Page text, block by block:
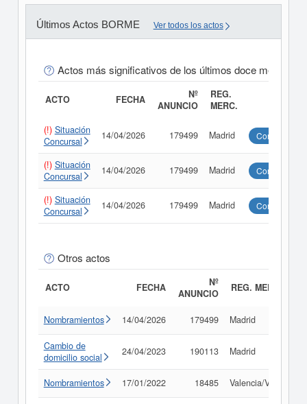
Últimos Actos BORME Ver todos los actos
Actos más significativos de los últimos doce meses
ACTO FECHA
Nº
ANUNCIO
REG.
MERC.
(!) Situación
Concursal
14/04/2026 179499 Madrid Consultar
(!) Situación
Concursal
14/04/2026 179499 Madrid Consultar
(!) Situación
Concursal
14/04/2026 179499 Madrid Consultar
Otros actos
ACTO FECHA
Nº
ANUNCIO
REG. MERC.
Nombramientos 14/04/2026 179499 Madrid
Cambio de
domicilio social
24/04/2023 190113 Madrid
Nombramientos 17/01/2022 18485 Valencia/València